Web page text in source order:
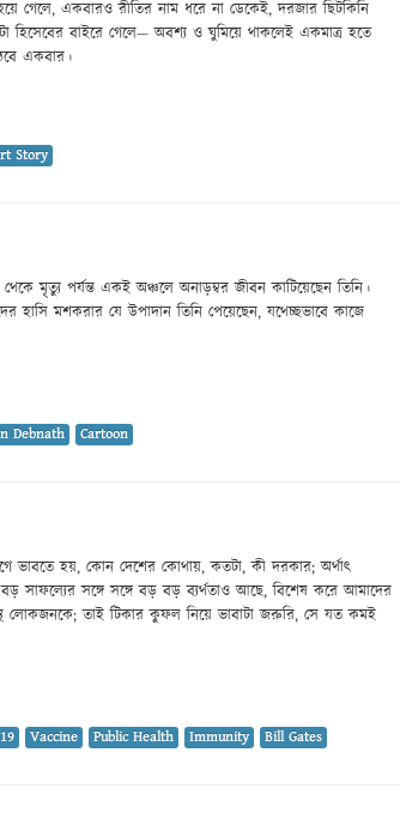
গেলে, একবারও রীতির নাম ধরে না ডেকেই, দরজার ছিটকিনি
হিসেবের বাইরে গেলে— অবশ্য ও ঘুমিয়ে থাকলেই একমাত্র হতে
একবার।
Story
মৃত্যু পর্যন্ত একই অঞ্চলে অনাড়ম্বর জীবন কাটিয়েছেন তিনি।
হাসি মশকরার যে উপাদান তিনি পেয়েছেন, যথেচ্ছভাবে কাজে
Debnath Cartoon
ভাবতে হয়, কোন দেশের কোথায়, কতটা, কী দরকার; অর্থাৎ
বড় সাফল্যের সঙ্গে সঙ্গে বড় বড় ব্যর্থতাও আছে, বিশেষ করে আমাদের
লোকজনকে; তাই টিকার কুফল নিয়ে ভাবাটা জরুরি, সে যত কমই
Vaccine Public Health Immunity Bill Gates